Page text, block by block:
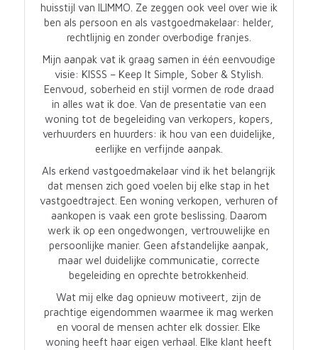
huisstijl van ILIMMO. Ze zeggen ook veel over wie ik
ben als persoon en als vastgoedmakelaar: helder,
rechtlijnig en zonder overbodige franjes.
Mijn aanpak vat ik graag samen in één eenvoudige
visie: KISSS – Keep It Simple, Sober & Stylish.
Eenvoud, soberheid en stijl vormen de rode draad
in alles wat ik doe. Van de presentatie van een
woning tot de begeleiding van verkopers, kopers,
verhuurders en huurders: ik hou van een duidelijke,
eerlijke en verfijnde aanpak.
Als erkend vastgoedmakelaar vind ik het belangrijk
dat mensen zich goed voelen bij elke stap in het
vastgoedtraject. Een woning verkopen, verhuren of
aankopen is vaak een grote beslissing. Daarom
werk ik op een ongedwongen, vertrouwelijke en
persoonlijke manier. Geen afstandelijke aanpak,
maar wel duidelijke communicatie, correcte
begeleiding en oprechte betrokkenheid.
Wat mij elke dag opnieuw motiveert, zijn de
prachtige eigendommen waarmee ik mag werken
en vooral de mensen achter elk dossier. Elke
woning heeft haar eigen verhaal. Elke klant heeft